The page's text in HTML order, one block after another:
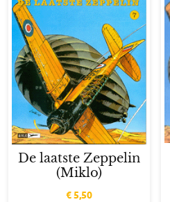
De laatste Zeppelin
(Miklo)
€5,50